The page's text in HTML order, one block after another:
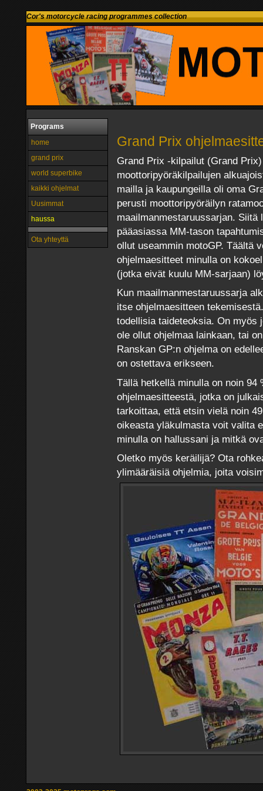
Cor's motorcycle racing programmes collection
Programs
home
grand prix
world superbike
kaikki ohjelmat
Uusimmat
haussa
Ota yhteyttä
Grand Prix
Grand Prix -kilpailut (Grand
moottoripyöräkilpailujen
mailla ja kaupungeilla oli oma
perusti moottoripyöräilyn
maailmanmestaruussarjan.
pääasiassa MM-tason
ollut useammin motoGP. Täältä
ohjelmaesitteet minulla on
(jotka eivät kuulu MM-sarjaan)
Kun maailmanmestaruussarja
itse ohjelmaesitteen
todellisia taideteoksia. On myös
ole ollut ohjelmaa lainkaan, tai
Ranskan GP:n ohjelma on
on ostettava erikseen.
Tällä hetkellä minulla on noin 94
ohjelmaesitteestä, jotka on
tarkoittaa, että etsin vielä noin
oikeasta yläkulmasta voit valita
minulla on hallussani ja mitkä
Oletko myös keräilijä? Ota
ylimääräisiä ohjelmia, joita